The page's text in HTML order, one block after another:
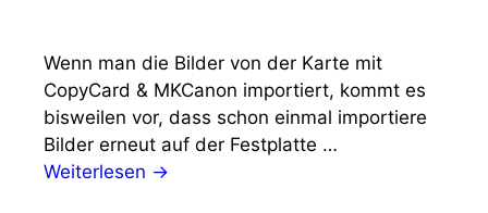
Wenn man die Bilder von der Karte mit
CopyCard & MKCanon importiert, kommt es
bisweilen vor, dass schon einmal importiere
Bilder erneut auf der Festplatte …
Weiterlesen →